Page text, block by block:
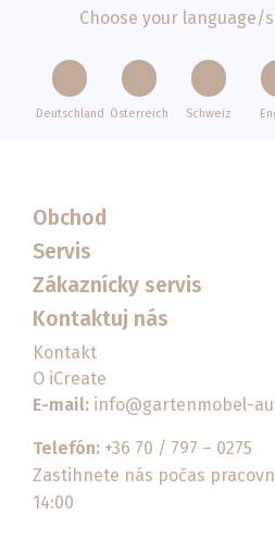
Choose your language/
Deutschland Österreich Schweiz
Obchod
Servis
Zákaznícky servis
Kontaktuj nás
Kontakt
O iCreate
E-mail: info@gartenmobel-
Telefón: +36 70 / 797 – 0275
Zastihnete nás počas
14:00